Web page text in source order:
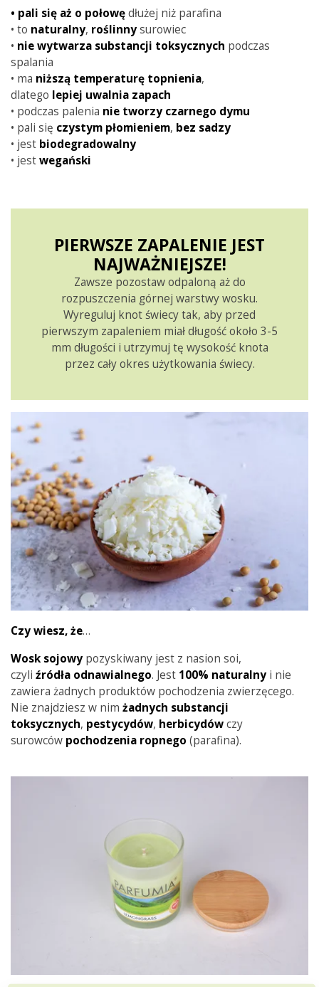
• pali się aż o połowędłużej niż parafina
• to naturalny, roślinnysurowiec
• nie wytwarza substancji toksycznych podczas
spalania
• ma niższą temperaturę topnienia,
dlatego lepiej uwalnia zapach
• podczas palenia nie tworzy czarnego dymu
• pali się czystym płomieniem, bez sadzy
• jest biodegradowalny
• jestwegański
PIERWSZE ZAPALENIE JEST
NAJWAŻNIEJSZE!
Zawsze pozostaw odpaloną aż do
rozpuszczenia górnej warstwy wosku.
Wyreguluj knot świecy tak, aby przed
pierwszym zapaleniem miał długość około 3-5
mm długości i utrzymuj tę wysokość knota
przez cały okres użytkowania świecy.
Czy wiesz, że…
Wosk sojowy pozyskiwany jest z nasion soi,
czyli źródła odnawialnego. Jest 100% naturalny i nie
zawiera żadnych produktów pochodzenia zwierzęcego.
Nie znajdziesz w nim żadnych substancji
toksycznych, pestycydów, herbicydówczy
surowców pochodzenia ropnego (parafina).